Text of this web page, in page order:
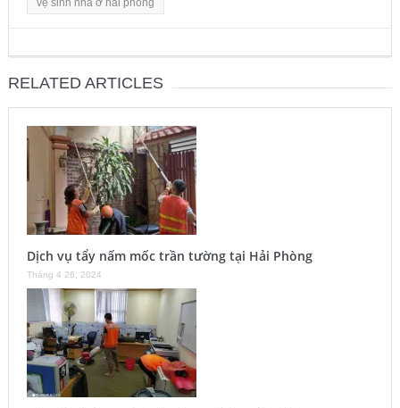
RELATED ARTICLES
Dịch vụ tẩy nấm mốc trần tường tại Hải Phòng
Tháng 4 26, 2024